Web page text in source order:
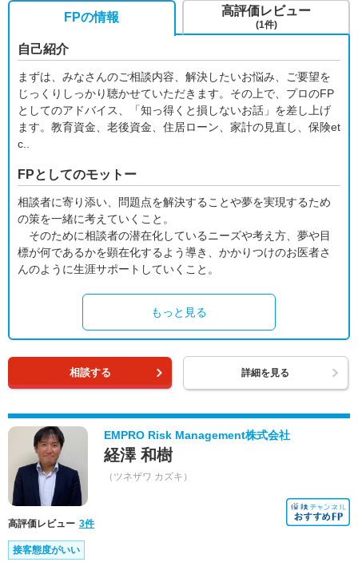
FPの情報
自己紹介
まずは、みなさんのご相談内容、解決したいお悩み、ご要望を
じっくりしっかり聴かせていただきます。その上で、プロのFP
としてのアドバイス、「知っ得くと損しないお話」を差し上げ
ます。教育資金、老後資金、住居ローン、家計の見直し、保険et
c..
FPとしてのモットー
相談者に寄り添い、問題点を解決することや夢を実現するため
の策を一緒に考えていくこと。
そのために相談者の潜在化しているニーズや考え方、夢や目
標が何であるかを顕在化するよう導き、かかりつけのお医者さ
んのように生涯サポートしていくこと。
もっと見る
高評価レビュー
(1件)
相談する 詳細を見る
EMPRO Risk Management株式会社
経澤 和樹
（ツネザワ カズキ）
高評価レビュー 3件
接客態度がいい